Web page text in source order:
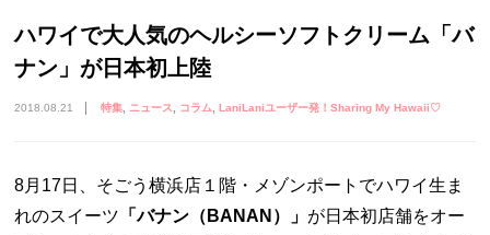
ハワイで大人気のヘルシーソフトクリーム「バ
ナン」が日本初上陸
2018.08.21 特集 ニュース コラム LaniLaniユーザー発！Sharing My Hawaii♡
8月17日、そごう横浜店１階・メゾンポートでハワイ生ま
れのスイーツ 「バナン（BANAN）」 が日本初店舗をオー